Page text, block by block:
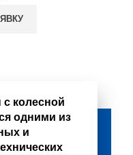
колесной
одними из
и